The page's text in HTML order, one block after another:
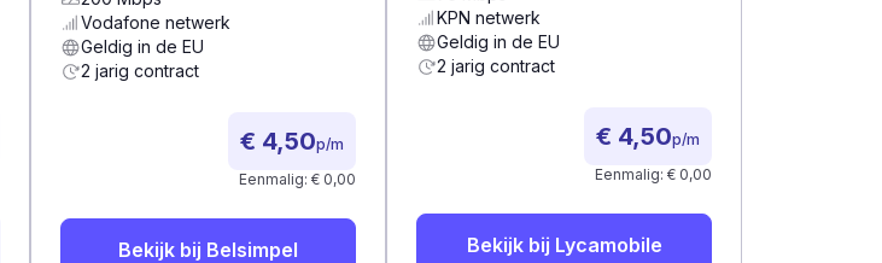
Vodafone netwerk
Geldig in de EU
2 jarig contract
€ 4,50p/m
Eenmalig: € 0,00
Bekijk bij Belsimpel
KPN netwerk
Geldig in de EU
2 jarig contract
€ 4,50p/m
Eenmalig: € 0,00
Bekijk bij Lycamobile